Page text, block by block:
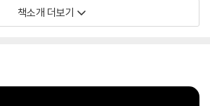
에 흐르는 미세하고 집약적인 묘사는 이러한
가 읽어야 할 첫 번째 문학 작품'이라는 극찬을
책소개 더보기